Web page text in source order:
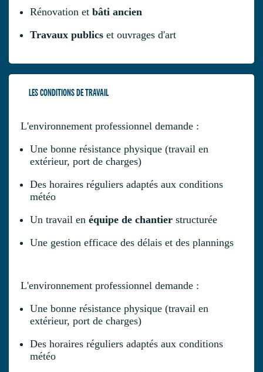
Rénovation et bâti ancien
Travaux publics et ouvrages d'art
LES CONDITIONS DE TRAVAIL
L'environnement professionnel demande :
Une bonne résistance physique (travail en
extérieur, port de charges)
Des horaires réguliers adaptés aux conditions
météo
Un travail en équipe de chantier structurée
Une gestion efficace des délais et des plannings
L'environnement professionnel demande :
Une bonne résistance physique (travail en
extérieur, port de charges)
Des horaires réguliers adaptés aux conditions
météo